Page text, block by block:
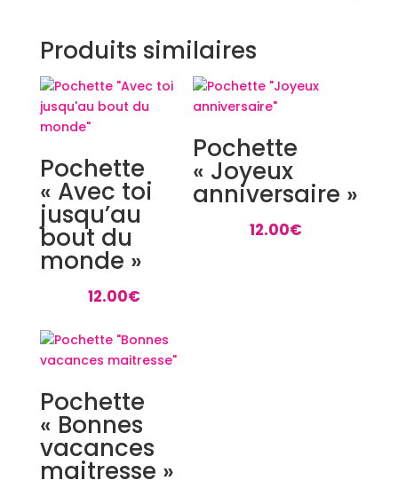
Produits similaires
Pochette
« Avec toi
jusqu’au
bout du
monde »
12.00€
Pochette
« Joyeux
anniversaire »
12.00€
Pochette
« Bonnes
vacances
maitresse »